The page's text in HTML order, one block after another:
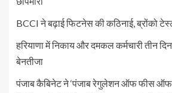
BCCI ने बढ़ाई फिटनेस की कठिनाई, ब्रोंको
हरियाणा में निकाय और दमकल कर्मचारी तीन
बेनतीजा
पंजाब कैबिनेट ने ‘पंजाब रेगुलेशन ऑफ फीस